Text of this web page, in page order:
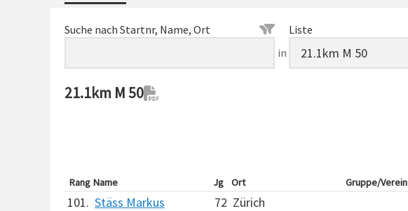
Suche nach Startnr, Name, Ort
in
Liste
21.1km M 50
Rang Name Jg Ort Gruppe/Verein
101. Stäss Markus 72 Zürich